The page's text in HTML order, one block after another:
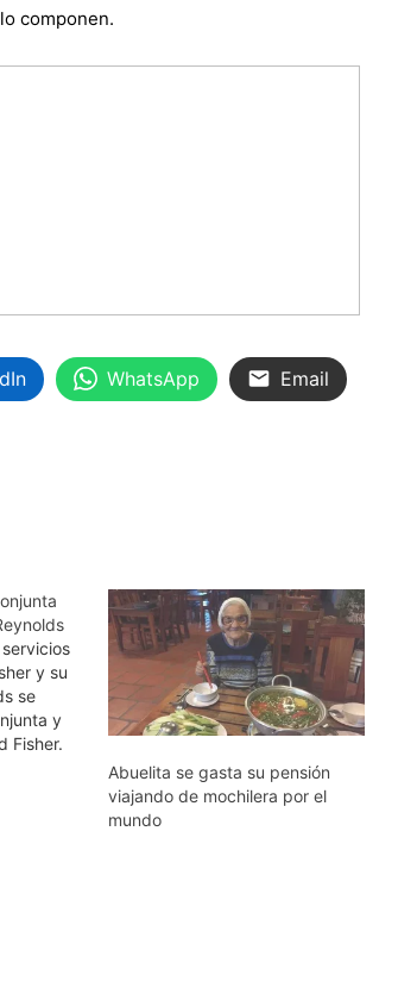
componen.
WhatsApp Email
y su
se
y
Fisher.
Abuelita se gasta su pensión
viajando de mochilera por el
mundo